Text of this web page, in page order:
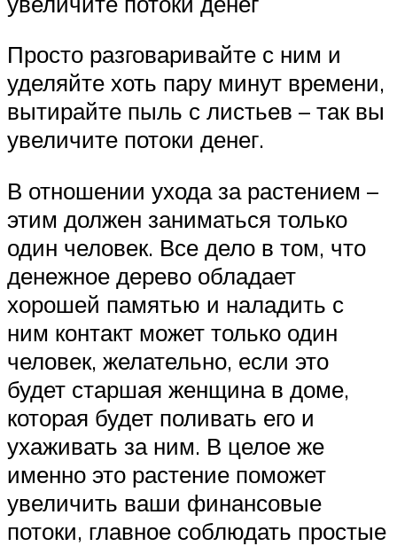
Просто разговаривайте с ним и
уделяйте хоть пару минут времени,
вытирайте пыль с листьев – так вы
увеличите потоки денег.
В отношении ухода за растением –
этим должен заниматься только
один человек. Все дело в том, что
денежное дерево обладает
хорошей памятью и наладить с
ним контакт может только один
человек, желательно, если это
будет старшая женщина в доме,
которая будет поливать его и
ухаживать за ним. В целое же
именно это растение поможет
увеличить ваши финансовые
потоки, главное соблюдать простые